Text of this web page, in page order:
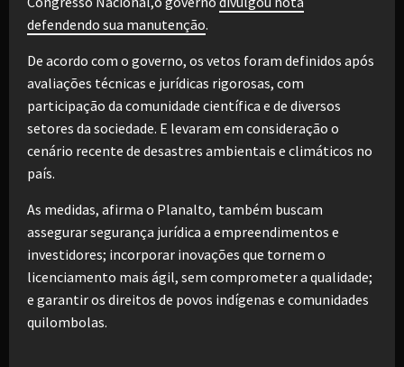
defendendo sua manutenção.
De acordo com o governo, os vetos foram definidos após
avaliações técnicas e jurídicas rigorosas, com
participação da comunidade científica e de diversos
setores da sociedade. E levaram em consideração o
cenário recente de desastres ambientais e climáticos no
país.
As medidas, afirma o Planalto, também buscam
assegurar segurança jurídica a empreendimentos e
investidores; incorporar inovações que tornem o
licenciamento mais ágil, sem comprometer a qualidade;
e garantir os direitos de povos indígenas e comunidades
quilombolas.